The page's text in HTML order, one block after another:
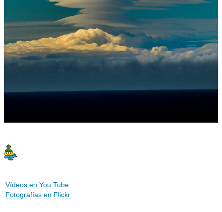
Vídeos en You Tube
Fotografías en Flickr